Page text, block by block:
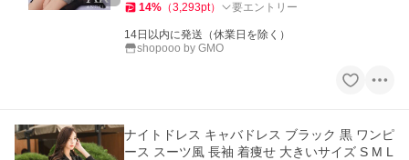
14% （3,293pt） 要エントリー
14日以内に発送（休業日を除く）
shopooo by GMO
ナイトドレス キャバドレス ブラック 黒 ワンピ
ース スーツ風 長袖 着痩せ 大きいサイズ S M L